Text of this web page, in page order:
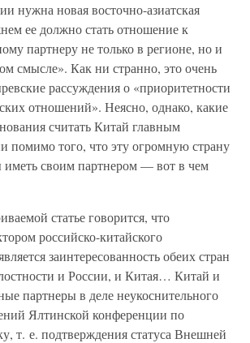
нужна новая восточно-азиатская
ее должно стать отношение к
партнеру не только в регионе, но и
смысле». Как ни странно, это очень
рассуждения о «приоритетности
отношений». Неясно, однако, какие
считать Китай главным
помимо того, что эту огромную страну
иметь своим партнером — вот в чем
статье говорится, что
российско-китайского
заинтересованность обеих стран
и России, и Китая… Китай и
партнеры в деле неукоснительного
Ялтинской конференции по
т. е. подтверждения статуса Внешней